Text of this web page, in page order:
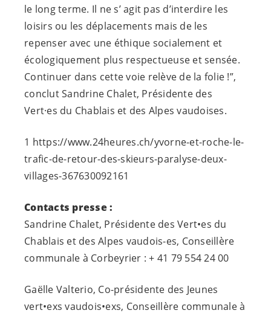
le long terme. Il ne s’ agit pas d’interdire les
loisirs ou les déplacements mais de les
repenser avec une éthique socialement et
écologiquement plus respectueuse et sensée.
Continuer dans cette voie relève de la folie !”,
conclut Sandrine Chalet, Présidente des
Vert·es du Chablais et des Alpes vaudoises.
1 https://www.24heures.ch/yvorne-et-roche-le-
trafic-de-retour-des-skieurs-paralyse-deux-
villages-367630092161
Contacts presse :
Sandrine Chalet, Présidente des Vert•es du
Chablais et des Alpes vaudois-es, Conseillère
communale à Corbeyrier : + 41 79 554 24 00
Gaëlle Valterio, Co-présidente des Jeunes
vert•exs vaudois•exs, Conseillère communale à